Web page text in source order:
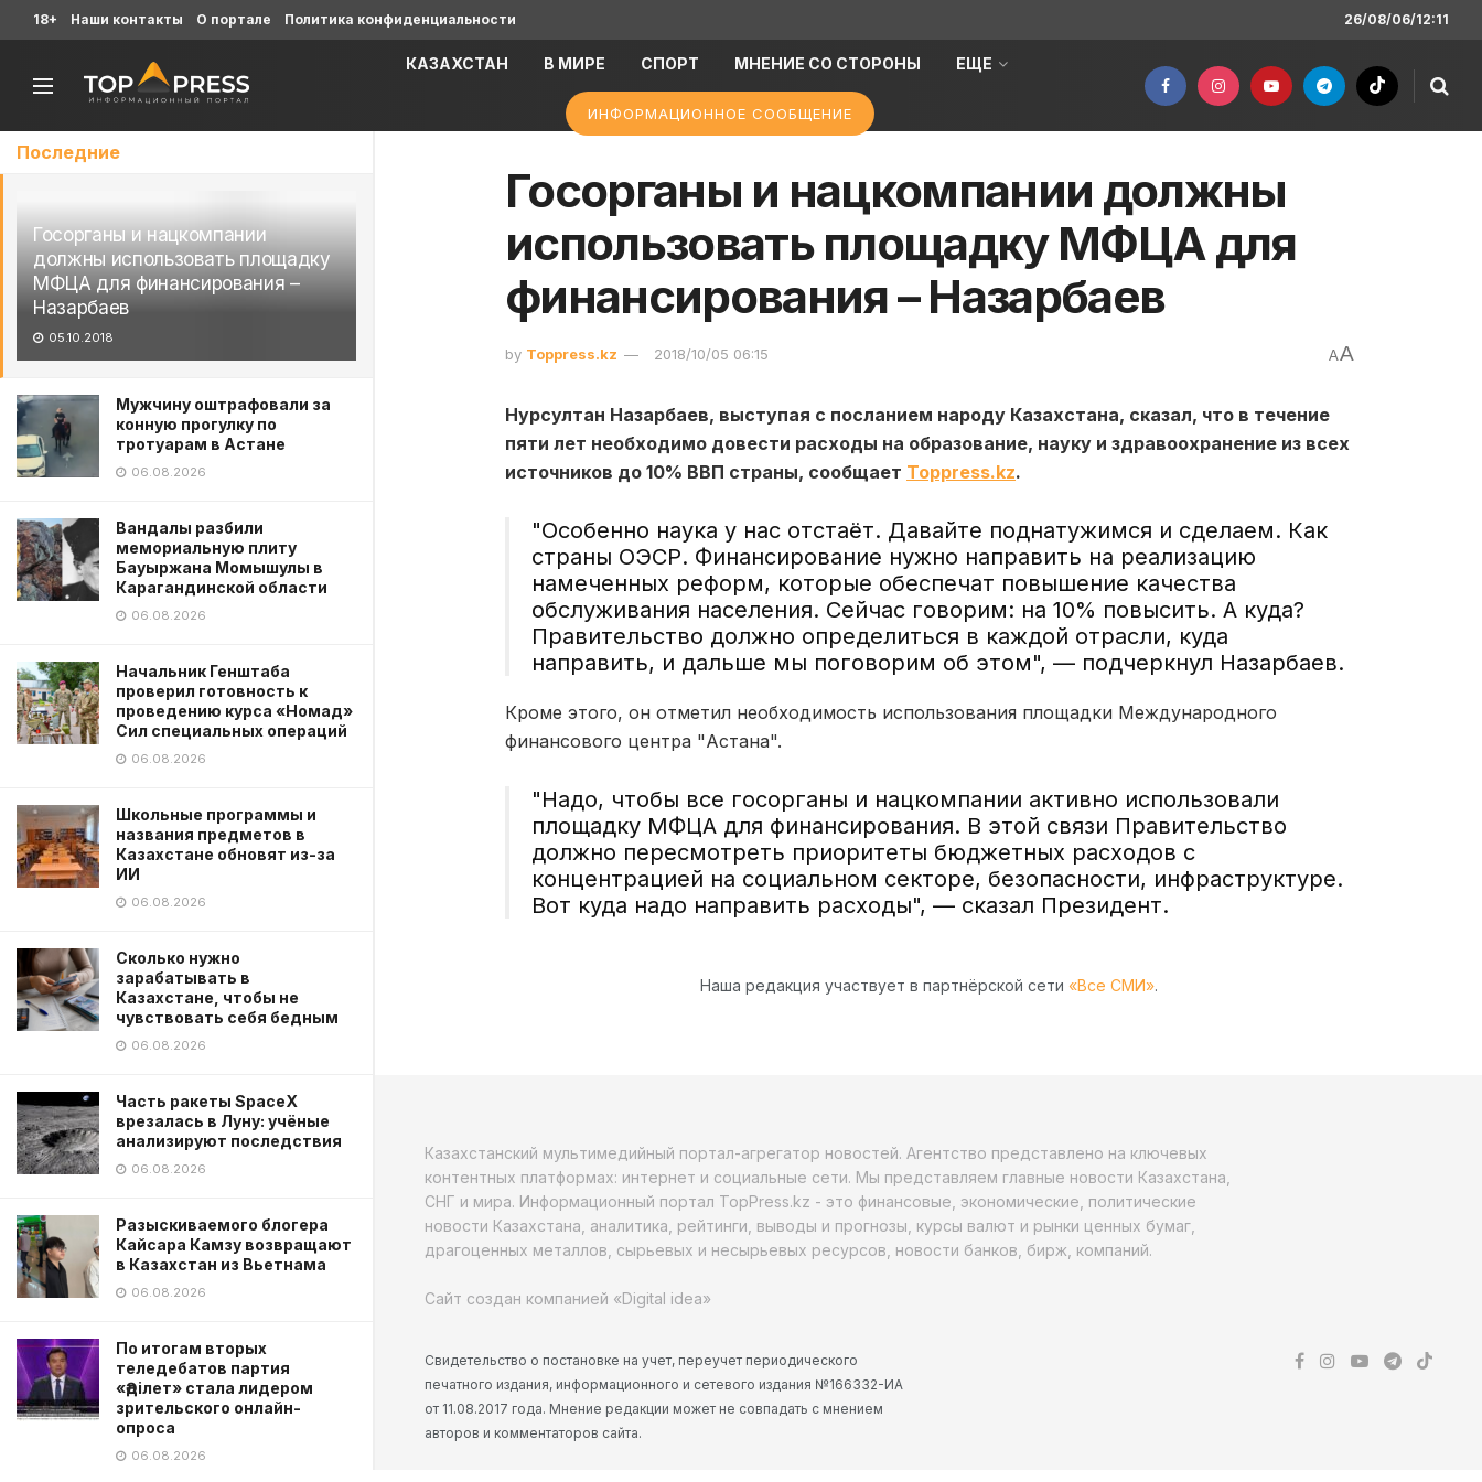
Последние
Госорганы и нацкомпании
должны использовать площадку
МФЦА для финансирования –
Назарбаев
05.10.2018
Мужчину оштрафовали за
конную прогулку по
тротуарам в Астане
06.08.2026
Вандалы разбили
мемориальную плиту
Бауыржана Момышулы в
Карагандинской области
06.08.2026
Начальник Генштаба
проверил готовность к
проведению курса «Номад»
Сил специальных операций
06.08.2026
Школьные программы и
названия предметов в
Казахстане обновят из-за
ИИ
06.08.2026
Сколько нужно
зарабатывать в
Казахстане, чтобы не
чувствовать себя бедным
06.08.2026
Часть ракеты SpaceX
врезалась в Луну: учёные
анализируют последствия
06.08.2026
Разыскиваемого блогера
Кайсара Камзу возвращают
в Казахстан из Вьетнама
06.08.2026
По итогам вторых
теледебатов партия
«Әділет» стала лидером
зрительского онлайн-
опроса
06.08.2026
18+ Наши контакты О портале Политика конфиденциальности 26/08/06/12:11
КАЗАХСТАН В МИРЕ СПОРТ МНЕНИЕ СО СТОРОНЫ ЕЩЕ
ИНФОРМАЦИОННОЕ СООБЩЕНИЕ
Госорганы и нацкомпании должны
использовать площадку МФЦА для
финансирования – Назарбаев
by Toppress.kz 2018/10/05 06:15 AA
Нурсултан Назарбаев, выступая с посланием народу Казахстана, сказал, что в течение
пяти лет необходимо довести расходы на образование, науку и здравоохранение из всех
источников до 10% ВВП страны, сообщает Toppress.kz.
"Особенно наука у нас отстаёт. Давайте поднатужимся и сделаем. Как
страны ОЭСР. Финансирование нужно направить на реализацию
намеченных реформ, которые обеспечат повышение качества
обслуживания населения. Сейчас говорим: на 10% повысить. А куда?
Правительство должно определиться в каждой отрасли, куда
направить, и дальше мы поговорим об этом", — подчеркнул Назарбаев.
Кроме этого, он отметил необходимость использования площадки Международного
финансового центра "Астана".
"Надо, чтобы все госорганы и нацкомпании активно использовали
площадку МФЦА для финансирования. В этой связи Правительство
должно пересмотреть приоритеты бюджетных расходов с
концентрацией на социальном секторе, безопасности, инфраструктуре.
Вот куда надо направить расходы", — сказал Президент.
Наша редакция участвует в партнёрской сети «Все СМИ».
Казахстанский мультимедийный портал-агрегатор новостей. Агентство представлено на ключевых
контентных платформах: интернет и социальные сети. Мы представляем главные новости Казахстана,
СНГ и мира. Информационный портал TopPress.kz - это финансовые, экономические, политические
новости Казахстана, аналитика, рейтинги, выводы и прогнозы, курсы валют и рынки ценных бумаг,
драгоценных металлов, сырьевых и несырьевых ресурсов, новости банков, бирж, компаний.
Сайт создан компанией «Digital idea»
Свидетельство о постановке на учет, переучет периодического
печатного издания, информационного и сетевого издания №166332-ИА
от 11.08.2017 года. Мнение редакции может не совпадать с мнением
авторов и комментаторов сайта.